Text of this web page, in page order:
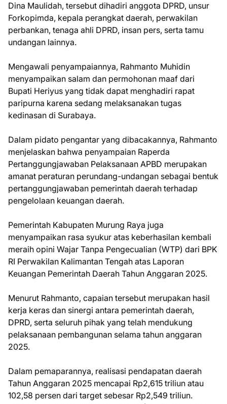
Dina Maulidah, tersebut dihadiri anggota DPRD, unsur
Forkopimda, kepala perangkat daerah, perwakilan
perbankan, tenaga ahli DPRD, insan pers, serta tamu
undangan lainnya.
Mengawali penyampaiannya, Rahmanto Muhidin
menyampaikan salam dan permohonan maaf dari
Bupati Heriyus yang tidak dapat menghadiri rapat
paripurna karena sedang melaksanakan tugas
kedinasan di Surabaya.
Dalam pidato pengantar yang dibacakannya, Rahmanto
menjelaskan bahwa penyampaian Raperda
Pertanggungjawaban Pelaksanaan APBD merupakan
amanat peraturan perundang-undangan sebagai bentuk
pertanggungjawaban pemerintah daerah terhadap
pengelolaan keuangan daerah.
Pemerintah Kabupaten Murung Raya juga
menyampaikan rasa syukur atas keberhasilan kembali
meraih opini Wajar Tanpa Pengecualian (WTP) dari BPK
RI Perwakilan Kalimantan Tengah atas Laporan
Keuangan Pemerintah Daerah Tahun Anggaran 2025.
Menurut Rahmanto, capaian tersebut merupakan hasil
kerja keras dan sinergi antara pemerintah daerah,
DPRD, serta seluruh pihak yang telah mendukung
pelaksanaan pembangunan selama tahun anggaran
2025.
Dalam pemaparannya, realisasi pendapatan daerah
Tahun Anggaran 2025 mencapai Rp2,615 triliun atau
102,58 persen dari target sebesar Rp2,549 triliun.